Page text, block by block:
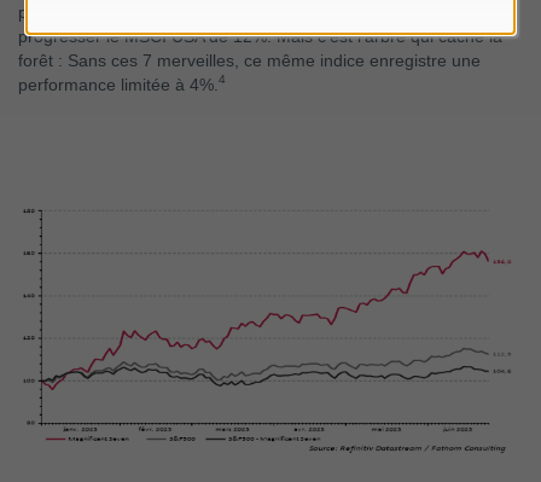
plus de 55% depuis le début de l’année et ont donc fait
progresser le MSCI USA de 12%. Mais c’est l’arbre qui cache la
forêt : Sans ces 7 merveilles, ce même indice enregistre une
performance limitée à 4%. 4